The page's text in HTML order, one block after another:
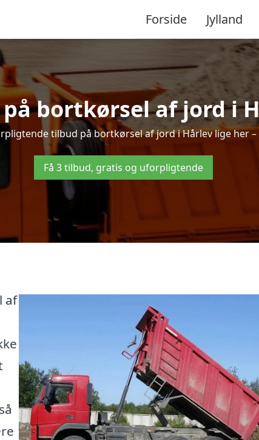
Forside Jylland
bortkørsel af jord i
tilbud på bortkørsel af jord i Hårlev lige her
Få 3 tilbud, gratis og uforpligtende
af